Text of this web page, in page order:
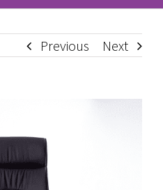
Previous Next